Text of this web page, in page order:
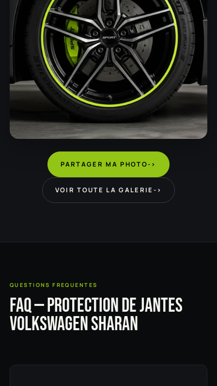
PARTAGER MA PHOTO->
VOIR TOUTE LA GALERIE ->
QUESTIONS FREQUENTES
FAQ — PROTECTION DE JANTES
VOLKSWAGEN SHARAN